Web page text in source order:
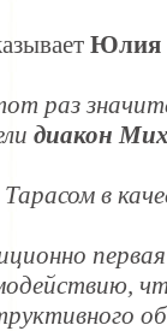
Юлия
раз
диакон
в